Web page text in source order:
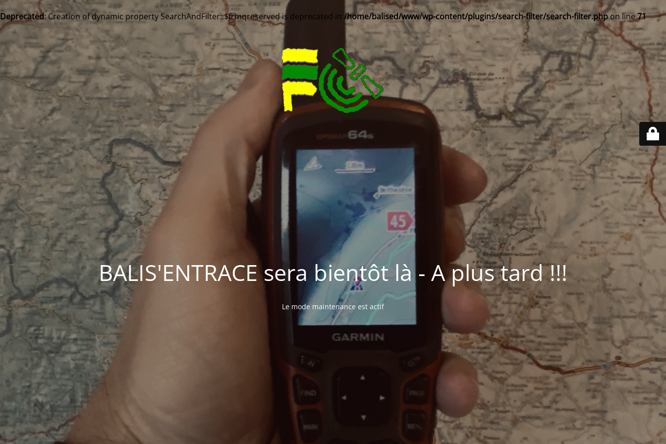
Deprecated: Creation of dynamic property SearchAndFilter::$frmqreserved is deprecated in /home/balised/www/wp-content/plugins/search-filter/search-filter.phpon line71
BALIS'ENTRACE sera bientôt là - A plus tard !!!
Le mode maintenance est actif